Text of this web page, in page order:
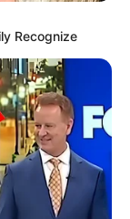
nantinya
Recognize